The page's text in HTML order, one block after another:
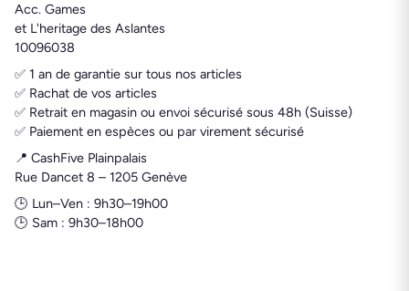
Acc. Games
et L'heritage des Aslantes
10096038
✅ 1 an de garantie sur tous nos articles
✅ Rachat de vos articles
✅ Retrait en magasin ou envoi sécurisé sous 48h (Suisse)
✅ Paiement en espèces ou par virement sécurisé
📍 CashFive Plainpalais
Rue Dancet 8 – 1205 Genève
🕒 Lun–Ven : 9h30–19h00
🕒 Sam : 9h30–18h00